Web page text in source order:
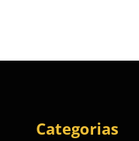
Categorias